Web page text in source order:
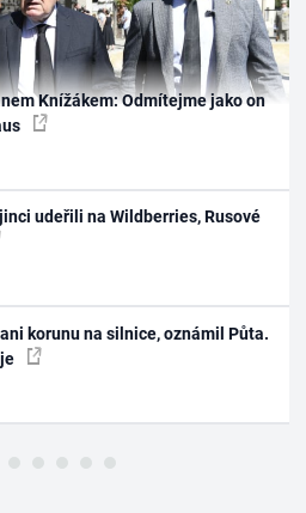
Knížákem: Odmítejme jako on
udeřili na Wildberries, Rusové
korunu na silnice, oznámil Půta.